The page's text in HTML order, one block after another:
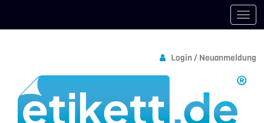
Login / Neuanmeldung